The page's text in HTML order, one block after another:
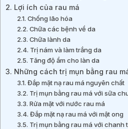
2. Lợi ích của rau má
2.1. Chống lão hóa
2.2. Chữa các bệnh về da
2.3. Chữa lành da
2.4. Trị nám và làm trắng da
2.5. Tăng độ ẩm cho làn da
3. Những cách trị mụn bằng rau
3.1. Đắp mặt nạ rau má nguyên chất
3.2. Trị mụn bằng rau má với sữa
3.3. Rửa mặt với nước rau má
3.4. Đắp mặt nạ rau má với mật ong
3.5. Trị mụn bằng rau má với chanh